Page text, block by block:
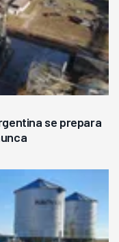
se prepara